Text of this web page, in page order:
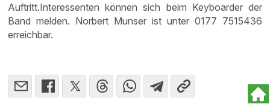
Auftritt.Interessenten können sich beim Keyboarder der
Band melden. Norbert Munser ist unter 0177 7515436
erreichbar.